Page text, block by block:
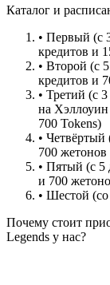
Каталог и
• Первый (с
кредитов и
• Второй (с
кредитов и
• Третий (с
на
700 Tokens)
• Четвёртый
700
• Пятый (с 5
и 700
• Шестой (со
Почему стоит
Legends у нас?